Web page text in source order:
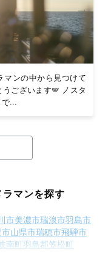
マンの中から見つけて
うございます🪽 ノスタ
で...
マンを探す
市美濃市瑞浪市羽島市
市山県市瑞穂市飛騨市
南町羽島郡笠松町